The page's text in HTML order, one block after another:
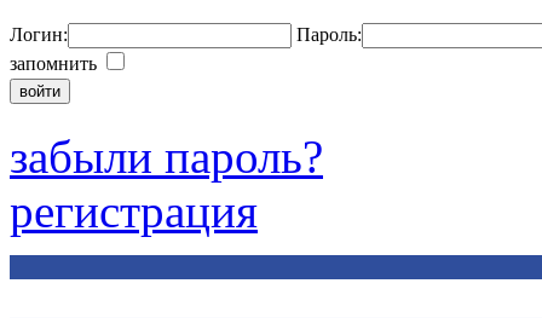
Логин:
Пароль:
запомнить
забыли пароль?
регистрация